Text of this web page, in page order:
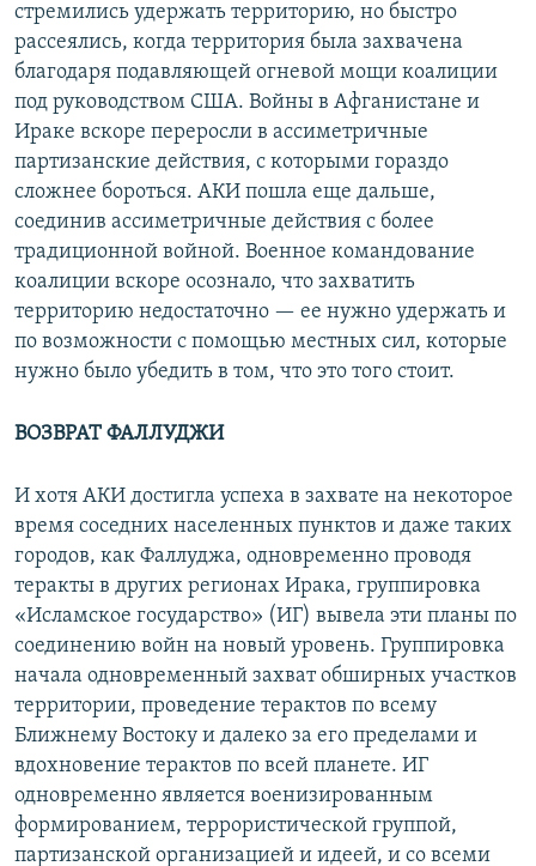
стремились удержать территорию, но быстро
рассеялись, когда территория была захвачена
благодаря подавляющей огневой мощи коалиции
под руководством США. Войны в Афганистане и
Ираке вскоре переросли в ассиметричные
партизанские действия, с которыми гораздо
сложнее бороться. АКИ пошла еще дальше,
соединив ассиметричные действия с более
традиционной войной. Военное командование
коалиции вскоре осознало, что захватить
территорию недостаточно — ее нужно удержать и
по возможности с помощью местных сил, которые
нужно было убедить в том, что это того стоит.
ВОЗВРАТ ФАЛЛУДЖИ
И хотя АКИ достигла успеха в захвате на некоторое
время соседних населенных пунктов и даже таких
городов, как Фаллуджа, одновременно проводя
теракты в других регионах Ирака, группировка
«Исламское государство» (ИГ) вывела эти планы по
соединению войн на новый уровень. Группировка
начала одновременный захват обширных участков
территории, проведение терактов по всему
Ближнему Востоку и далеко за его пределами и
вдохновение терактов по всей планете. ИГ
одновременно является военизированным
формированием, террористической группой,
партизанской организацией и идеей, и со всеми